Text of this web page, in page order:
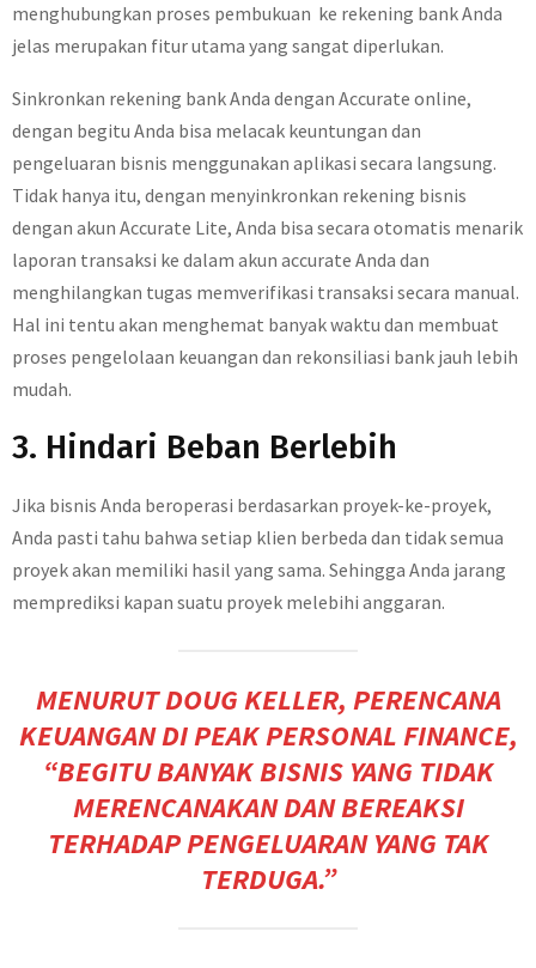
menghubungkan proses pembukuan ke rekening bank Anda
jelas merupakan fitur utama yang sangat diperlukan.
Sinkronkan rekening bank Anda dengan Accurate online,
dengan begitu Anda bisa melacak keuntungan dan
pengeluaran bisnis menggunakan aplikasi secara langsung.
Tidak hanya itu, dengan menyinkronkan rekening bisnis
dengan akun Accurate Lite, Anda bisa secara otomatis menarik
laporan transaksi ke dalam akun accurate Anda dan
menghilangkan tugas memverifikasi transaksi secara manual.
Hal ini tentu akan menghemat banyak waktu dan membuat
proses pengelolaan keuangan dan rekonsiliasi bank jauh lebih
mudah.
3. Hindari Beban Berlebih
Jika bisnis Anda beroperasi berdasarkan proyek-ke-proyek,
Anda pasti tahu bahwa setiap klien berbeda dan tidak semua
proyek akan memiliki hasil yang sama. Sehingga Anda jarang
memprediksi kapan suatu proyek melebihi anggaran.
MENURUT DOUG KELLER, PERENCANA
KEUANGAN DIPEAK PERSONAL FINANCE,
“BEGITU BANYAK BISNIS YANG TIDAK
MERENCANAKAN DAN BEREAKSI
TERHADAP PENGELUARAN YANG TAK
TERDUGA.”